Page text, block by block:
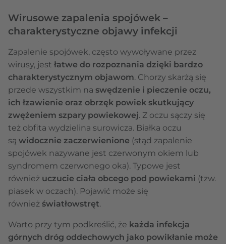
Wirusowe zapalenia spojówek –
charakterystyczne objawy infekcji
Zapalenie spojówek, często wywoływane przez
wirusy, jest łatwe do rozpoznania dzięki bardzo
charakterystycznym objawom. Chorzy skarżą się
przede wszystkim na swędzenie i pieczenie oczu,
ich łzawienie oraz obrzęk powiek skutkujący
zwężeniem szpary powiekowej. Z oczu sączy się
też obfita wydzielina surowicza. Białka oczu
są widocznie zaczerwienione (stąd zapalenie
spojówek nazywane jest czerwonym okiem lub
syndromem czerwonego oka). Typowe jest
również uczucie ciała obcego pod powiekami (tzw.
piasek w oczach). Pojawić może się
również światłowstręt.
Warto przy tym podkreślić, że każda infekcja
górnych dróg oddechowych jako powikłanie może